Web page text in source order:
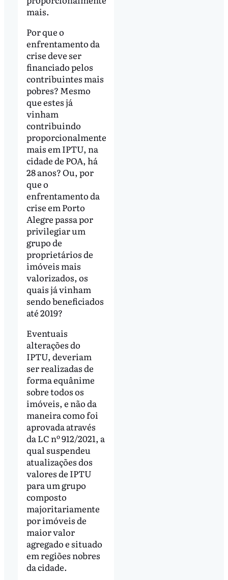
mais.
Por que o
enfrentamento da
crise deve ser
financiado pelos
contribuintes mais
pobres? Mesmo
que estes já
vinham
contribuindo
proporcionalmente
mais em IPTU, na
cidade de POA, há
28 anos? Ou, por
que o
enfrentamento da
crise em Porto
Alegre passa por
privilegiar um
grupo de
proprietários de
imóveis mais
valorizados, os
quais já vinham
sendo beneficiados
até 2019?
Eventuais
alterações do
IPTU, deveriam
ser realizadas de
forma equânime
sobre todos os
imóveis, e não da
maneira como foi
aprovada através
da LC nº 912/2021, a
qual suspendeu
atualizações dos
valores de IPTU
para um grupo
composto
majoritariamente
por imóveis de
maior valor
agregado e situado
em regiões nobres
da cidade.